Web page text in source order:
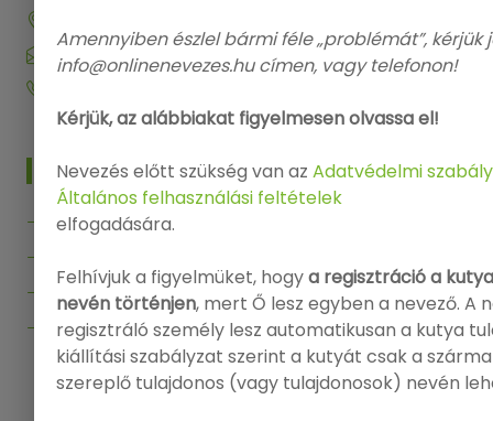
info@onlinenevezes.hu
MENÜ
Főoldal
Segítség
Kapcsolat
Vissza az Onlinenevezes.hu-ra
Amennyiben észlel bármi féle „problémát”, kérjük
info@onlinenevezes.hu címen, vagy telefonon!
Kérjük, az alábbiakat figyelmesen olvassa el!
Nevezés előtt szükség van azAdatvédelmi
Általános felhasználási feltételek
elfogadására.
Felhívjuk a figyelmüket, hogya regisztráció a
nevén történjen, mert Ő lesz egyben a nevező. A
regisztráló személy lesz automatikusan a kutya
kiállítási szabályzat szerint a kutyát csak a
szereplő tulajdonos (vagy tulajdonosok) nevén